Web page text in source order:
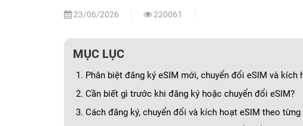
23/06/2026 220061
MỤC LỤC
1. Phân biệt đăng ký eSIM mới, chuyển đổi eSIM và kích
2. Cần biết gì trước khi đăng ký hoặc chuyển đổi eSIM?
3. Cách đăng ký, chuyển đổi và kích hoạt eSIM theo từng